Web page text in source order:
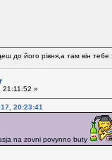
до його рівня,а там він тебе
21:11:52 »
20:23:41
na zovni povynno buty